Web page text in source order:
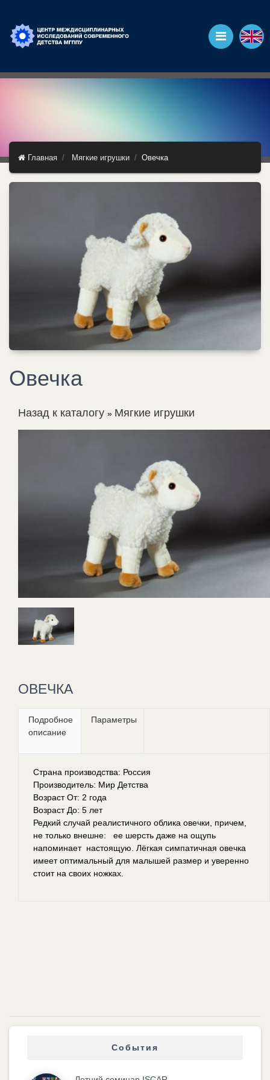
Главная Мягкие игрушки Овечка
Овечка
Назад к каталогу Мягкие игрушки
ОВЕЧКА
Подробное
описание
Параметры
Страна производства: Россия
Производитель: Мир Детства
Возраст От: 2 года
Возраст До: 5 лет
Редкий случай реалистичного облика овечки, причем,
не только внешне: ее шерсть даже на ощупь
напоминает настоящую. Лёгкая симпатичная овечка
имеет оптимальный для малышей размер и уверенно
стоит на своих ножках.
События